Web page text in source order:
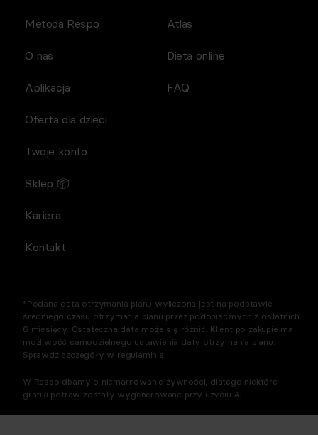
Metoda Respo
O nas
Aplikacja
Atlas
Dieta online
FAQ
Oferta dla dzieci
Twoje konto
Sklep 📦
Kariera
Kontakt
*Podana data otrzymania planu wyliczona jest na podstawie
średniego czasu otrzymania planu przez podopiecznych z ostatnich
6 miesięcy. Ostateczna data może się różnić. Klient po zakupie ma
możliwość samodzielnego ustawienia daty otrzymania planu.
Sprawdź szczegóły w regulaminie.
W Respo dbamy o niemarnowanie żywności, dlatego niektóre
grafiki potraw zostały wygenerowane przy użyciu AI.